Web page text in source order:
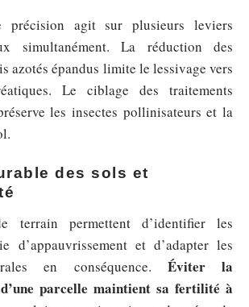
précision agit sur plusieurs leviers
simultanément. La réduction des
azotés épandus limite le lessivage vers
Le ciblage des traitements
les insectes pollinisateurs et la
des sols et
terrain permettent d’identifier les
d’appauvrissement et d’adapter les
en conséquence. Éviter la
parcelle maintient sa fertilité à